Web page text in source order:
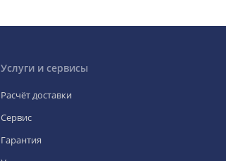
Услуги и сервисы
Расчёт доставки
Сервис
Гарантия